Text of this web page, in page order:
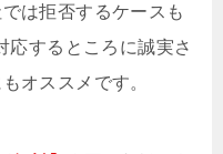
は拒否するケースも
応するところに誠実さ
オススメです。